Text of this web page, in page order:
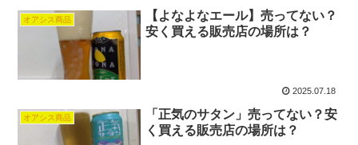
オアシス商品
【よなよなエール】売ってない？
安く買える販売店の場所は？
2025.07.18
オアシス商品
「正気のサタン」売ってない？安
く買える販売店の場所は？